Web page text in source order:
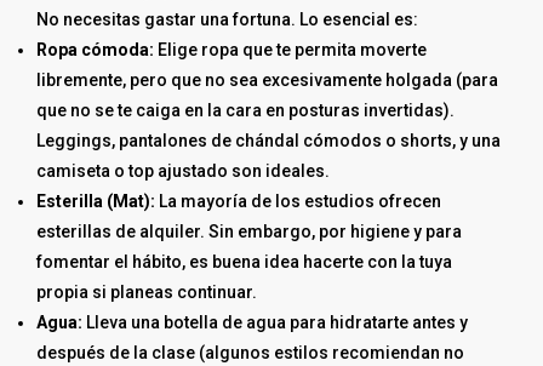
No necesitas gastar una fortuna. Lo esencial es:
Ropa cómoda: Elige ropa que te permita moverte
libremente, pero que no sea excesivamente holgada (para
que no se te caiga en la cara en posturas invertidas).
Leggings, pantalones de chándal cómodos o shorts, y una
camiseta o top ajustado son ideales.
Esterilla (Mat): La mayoría de los estudios ofrecen
esterillas de alquiler. Sin embargo, por higiene y para
fomentar el hábito, es buena idea hacerte con la tuya
propia si planeas continuar.
Agua: Lleva una botella de agua para hidratarte antes y
después de la clase (algunos estilos recomiendan no